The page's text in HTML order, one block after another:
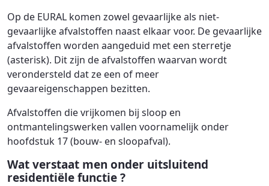
Op de EURAL komen zowel gevaarlijke als niet-
gevaarlijke afvalstoffen naast elkaar voor. De gevaarlijke
afvalstoffen worden aangeduid met een sterretje
(asterisk). Dit zijn de afvalstoffen waarvan wordt
verondersteld dat ze een of meer
gevaareigenschappen bezitten.
Afvalstoffen die vrijkomen bij sloop en
ontmantelingswerken vallen voornamelijk onder
hoofdstuk 17 (bouw- en sloopafval).
Wat verstaat men onder uitsluitend
residentiële functie ?